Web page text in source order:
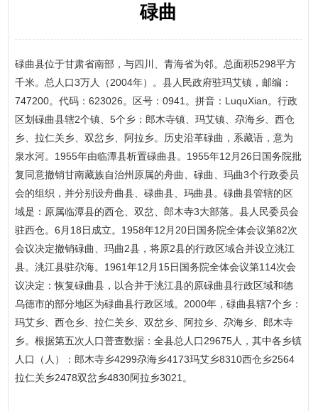
碌曲
碌曲县位于甘肃省南部，与四川、青海省为邻。总面积5298平方
千米。总人口3万人（2004年）。县人民政府驻玛艾镇，邮编：
747200。代码：623026。区号：0941。拼音：LuquXian。行政
区划碌曲县辖2个镇、5个乡：郎木寺镇、玛艾镇、尕海乡、西仓
乡、拉仁关乡、双岔乡、阿拉乡。历史沿革碌曲，系藏语，意为
泉水河。1955年由临潭县析置碌曲县。1955年12月26日国务院批
复同意撤销甘南藏族自治州原属的舟曲、碌曲、玛曲3个行政委员
会的组织，并分别设舟曲县、碌曲县、玛曲县。碌曲县管辖的区
域是：原属临潭县的西仓、双岔、郎木寺3大部落。县人民委员会
驻西仓。6月18日成立。1958年12月20日国务院全体会议第82次
会议决定撤销碌曲、玛曲2县，将原2县的行政区域合并设立洮江
县。洮江县驻尕海。1961年12月15日国务院全体会议第114次会
议决定：恢复碌曲县，以合并于洮江县的原碌曲县行政区域和德
乌德市的部分地区为碌曲县行政区域。2000年，碌曲县辖7个乡：
玛艾乡、西仓乡、拉仁关乡、双岔乡、阿拉乡、尕海乡、郎木寺
乡。根据第五次人口普查数据：全县总人口29675人，其中各乡镇
人口（人）：郎木寺乡4299尕海乡4173玛艾乡8310西仓乡2564
拉仁关乡2478双岔乡4830阿拉乡3021。